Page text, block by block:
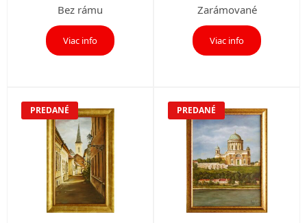
Bez rámu
Viac info
Zarámované
Viac info
PREDANÉ PREDANÉ